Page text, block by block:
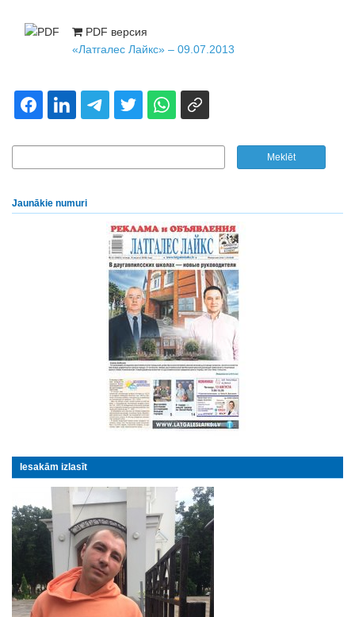
PDF версия
«Латгалес Лайкс» – 09.07.2013
Jaunākie numuri
Iesakām izlasīt